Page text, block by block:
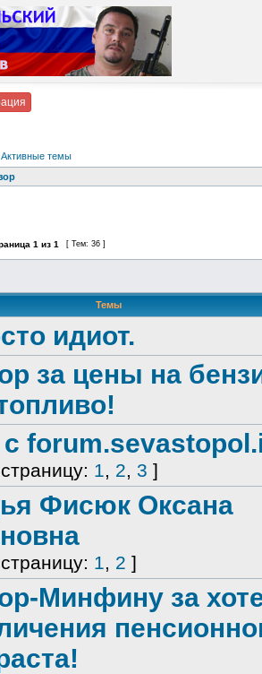
Активные темы
1 из 1 [ Тем: 36 ]
Темы
идиот.
за цены на
1, 2, 3 ]
Фисюк Оксана
1, 2 ]
Минфину за